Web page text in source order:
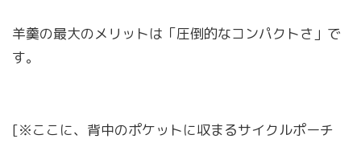
羊羹の最大のメリットは「圧倒的なコンパクトさ」で
す。
[※ここに、背中のポケットに収まるサイクルポーチ